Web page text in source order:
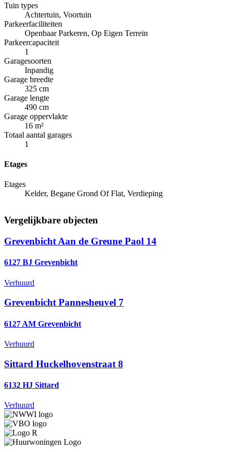
Tuin types
Achtertuin, Voortuin
Parkeerfaciliteiten
Openbaar Parkeren, Op Eigen Terrein
Parkeercapaciteit
1
Garagesoorten
Inpandig
Garage breedte
325 cm
Garage lengte
490 cm
Garage oppervlakte
16 m²
Totaal aantal garages
1
Etages
Etages
Kelder, Begane Grond Of Flat, Verdieping
Vergelijkbare objecten
Grevenbicht Aan de Greune Paol 14
6127 BJ Grevenbicht
Verhuurd
GrevenbichtPannesheuvel 7
6127 AM Grevenbicht
Verhuurd
Sittard Huckelhovenstraat 8
6132 HJ Sittard
Verhuurd